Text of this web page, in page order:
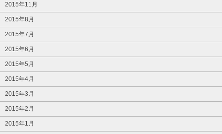
2015年11月
2015年8月
2015年7月
2015年6月
2015年5月
2015年4月
2015年3月
2015年2月
2015年1月